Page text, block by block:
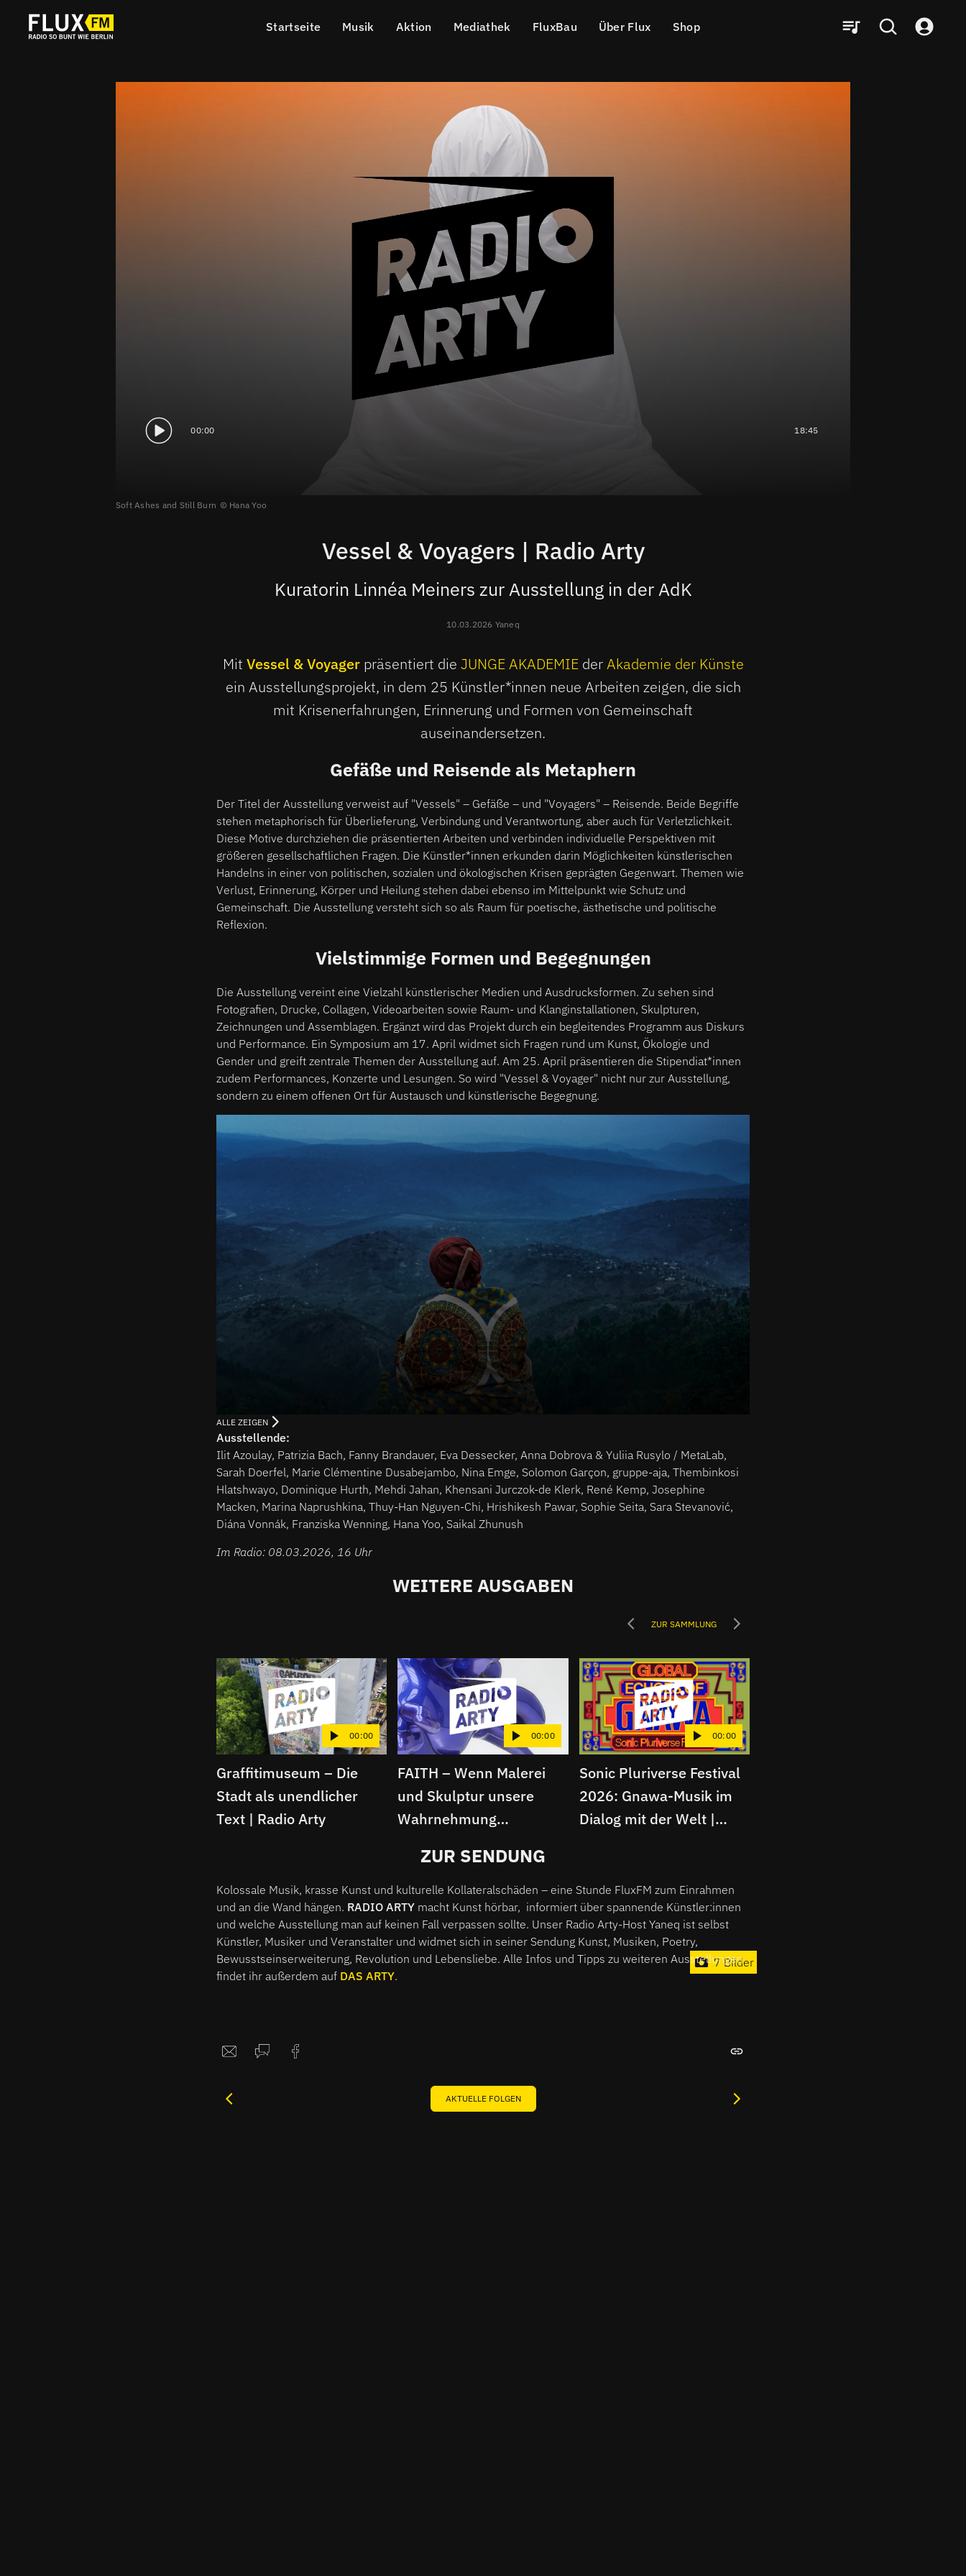
Startseite Musik Aktion Mediathek FluxBau Über Flux Shop
00:00 18:45
Soft Ashes and Still Burn Hana Yoo
Vessel & Voyagers | Radio Arty
Kuratorin Linnéa Meiners zur Ausstellung in der AdK
10.03.2026 Yaneq
Mit Vessel & Voyagerpräsentiert die JUNGE AKADEMIEderAkademie der Künste
ein Ausstellungsprojekt, in dem 25 Künstler*innen neue Arbeiten zeigen, die sich
mit Krisenerfahrungen, Erinnerung und Formen von Gemeinschaft
auseinandersetzen.
Gefäße und Reisende als Metaphern
Der Titel der Ausstellung verweist auf "Vessels" – Gefäße – und "Voyagers" – Reisende. Beide Begriffe
stehen metaphorisch für Überlieferung, Verbindung und Verantwortung, aber auch für Verletzlichkeit.
Diese Motive durchziehen die präsentierten Arbeiten und verbinden individuelle Perspektiven mit
größeren gesellschaftlichen Fragen. Die Künstler*innen erkunden darin Möglichkeiten künstlerischen
Handelns in einer von politischen, sozialen und ökologischen Krisen geprägten Gegenwart. Themen wie
Verlust, Erinnerung, Körper und Heilung stehen dabei ebenso im Mittelpunkt wie Schutz und
Gemeinschaft. Die Ausstellung versteht sich so als Raum für poetische, ästhetische und politische
Reflexion.
Vielstimmige Formen und Begegnungen
Die Ausstellung vereint eine Vielzahl künstlerischer Medien und Ausdrucksformen. Zu sehen sind
Fotografien, Drucke, Collagen, Videoarbeiten sowie Raum- und Klanginstallationen, Skulpturen,
Zeichnungen und Assemblagen. Ergänzt wird das Projekt durch ein begleitendes Programm aus Diskurs
und Performance. Ein Symposium am 17. April widmet sich Fragen rund um Kunst, Ökologie und
Gender und greift zentrale Themen der Ausstellung auf. Am 25. April präsentieren die Stipendiat*innen
zudem Performances, Konzerte und Lesungen. So wird "Vessel & Voyager" nicht nur zur Ausstellung,
sondern zu einem offenen Ort für Austausch und künstlerische Begegnung.
ALLE ZEIGEN
7 Bilder
Ausstellende:
Ilit Azoulay, Patrizia Bach, Fanny Brandauer, Eva Dessecker, Anna Dobrova & Yuliia Rusylo / MetaLab,
Sarah Doerfel, Marie Clémentine Dusabejambo, Nina Emge, Solomon Garçon, gruppe-aja, Thembinkosi
Hlatshwayo, Dominique Hurth, Mehdi Jahan, Khensani Jurczok-de Klerk, René Kemp, Josephine
Macken, Marina Naprushkina, Thuy-Han Nguyen-Chi, Hrishikesh Pawar, Sophie Seita, Sara Stevanović,
Diána Vonnák, Franziska Wenning, Hana Yoo, Saikal Zhunush
Im Radio: 08.03.2026, 16 Uhr
WEITERE AUSGABEN
ZUR SAMMLUNG
00:00
Graffitimuseum – Die
Stadt als unendlicher
Text | Radio Arty
00:00
FAITH – Wenn Malerei
und Skulptur unsere
Wahrnehmung
00:00
Sonic Pluriverse Festival
2026: Gnawa-Musik im
Dialog mit der Welt |
ZUR SENDUNG
Kolossale Musik, krasse Kunst und kulturelle Kollateralschäden – eine Stunde FluxFM zum Einrahmen
und an die Wand hängen. RADIO ARTY macht Kunst hörbar, informiert über spannende Künstler:innen
und welche Ausstellung man auf keinen Fall verpassen sollte. Unser Radio Arty-Host Yaneq ist selbst
Künstler, Musiker und Veranstalter und widmet sich in seiner Sendung Kunst, Musiken, Poetry,
Bewusstseinserweiterung, Revolution und Lebensliebe. Alle Infos und Tipps zu weiteren Ausstellungen
findet ihr außerdem auf DAS ARTY.
AKTUELLE FOLGEN